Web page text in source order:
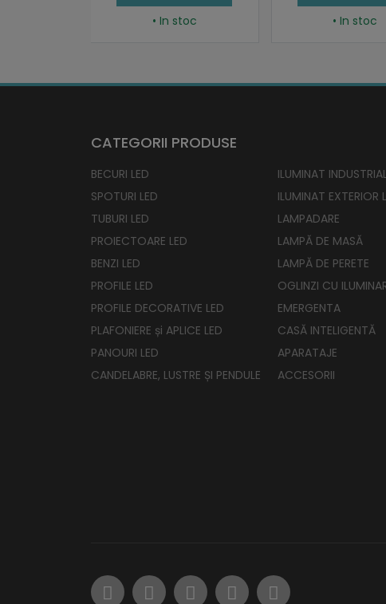
• In stoc • In stoc
CATEGORII PRODUSE
BECURI LED
SPOTURI LED
TUBURI LED
PROIECTOARE LED
BENZI LED
PROFILE LED
PROFILE DECORATIVE LED
PLAFONIERE și APLICE LED
PANOURI LED
CANDELABRE, LUSTRE ȘI PENDULE
ILUMINAT
ILUMINAT EXTERIOR
LAMPADARE
LAMPĂ DE MASĂ
LAMPĂ DE PERETE
OGLINZI CU
EMERGENTA
CASĂ INTELIGENTĂ
APARATAJE
ACCESORII